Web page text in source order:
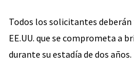
Todos los solicitantes
EE.UU. que se comprometa a
durante su estadía de dos años.